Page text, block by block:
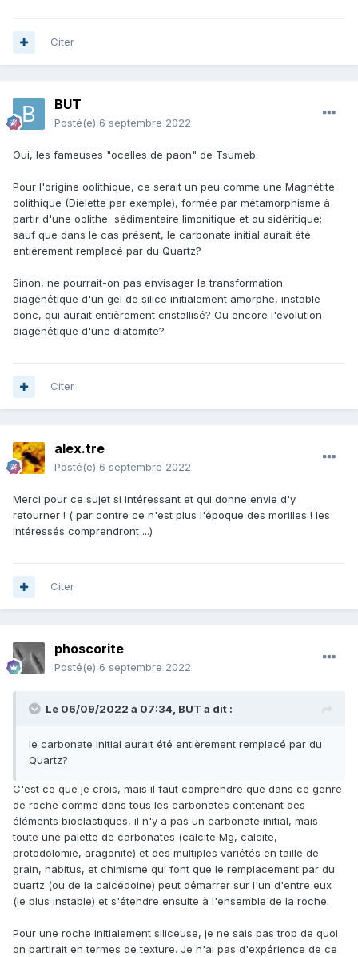
Citer
BUT
Posté(e) 6 septembre 2022
Oui, les fameuses "ocelles de paon" de Tsumeb.
Pour l'origine oolithique, ce serait un peu comme une Magnétite
oolithique (Dielette par exemple), formée par métamorphisme à
partir d'une oolithe sédimentaire limonitique et ou sidéritique;
sauf que dans le cas présent, le carbonate initial aurait été
entièrement remplacé par du Quartz?
Sinon, ne pourrait-on pas envisager la transformation
diagénétique d'un gel de silice initialement amorphe, instable
donc, qui aurait entièrement cristallisé? Ou encore l'évolution
diagénétique d'une diatomite?
Citer
alex.tre
Posté(e) 6 septembre 2022
Merci pour ce sujet si intéressant et qui donne envie d'y
retourner ! ( par contre ce n'est plus l'époque des morilles ! les
intéressés comprendront ...)
Citer
phoscorite
Posté(e) 6 septembre 2022
Le 06/09/2022 à 07:34, BUT a dit :
le carbonate initial aurait été entièrement remplacé par du
Quartz?
C'est ce que je crois, mais il faut comprendre que dans ce genre
de roche comme dans tous les carbonates contenant des
éléments bioclastiques, il n'y a pas un carbonate initial, mais
toute une palette de carbonates (calcite Mg, calcite,
protodolomie, aragonite) et des multiples variétés en taille de
grain, habitus, et chimisme qui font que le remplacement par du
quartz (ou de la calcédoine) peut démarrer sur l'un d'entre eux
(le plus instable) et s'étendre ensuite à l'ensemble de la roche.
Pour une roche initialement siliceuse, je ne sais pas trop de quoi
on partirait en termes de texture. Je n'ai pas d'expérience de ce